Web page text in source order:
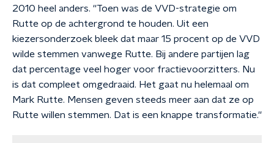
2010 heel anders. ''Toen was de VVD-strategie om
Rutte op de achtergrond te houden. Uit een
kiezersonderzoek bleek dat maar 15 procent op de VVD
wilde stemmen vanwege Rutte. Bij andere partijen lag
dat percentage veel hoger voor fractievoorzitters. Nu
is dat compleet omgedraaid. Het gaat nu helemaal om
Mark Rutte. Mensen geven steeds meer aan dat ze op
Rutte willen stemmen. Dat is een knappe transformatie.''